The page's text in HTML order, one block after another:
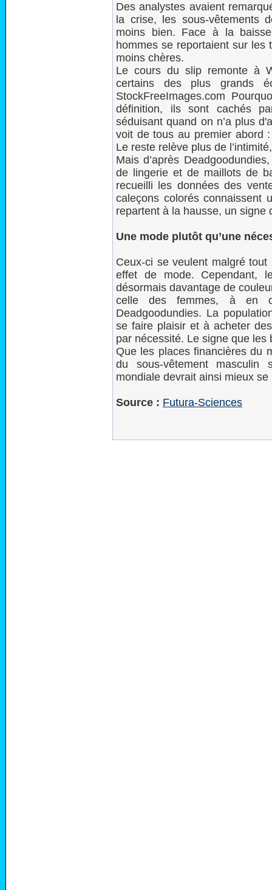
Des analystes avaient
la crise, les sous-vêtements
moins bien. Face à la
hommes se reportaient sur
moins chères.
Le cours du slip remonte à
certains des plus grands
StockFreeImages.com
définition, ils sont cachés
séduisant quand on n’a plus
voit de tous au premier abord
Le reste relève plus de
Mais d’après
de lingerie et de maillots de
recueilli les données des
caleçons colorés connaissent
repartent à la hausse, un signe
Une mode plutôt qu’une
Ceux-ci se veulent malgré tout
effet de mode. Cependant,
désormais davantage de
celle des femmes, à en
Deadgoodundies. La
se faire plaisir et à acheter
par nécessité. Le signe que
Que les places financières du
du sous-vêtement masculin
mondiale devrait ainsi mieux se
Source : Futura-Sciences